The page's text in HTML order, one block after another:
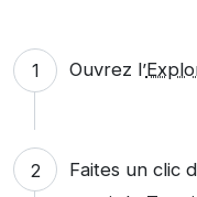
Ouvrez l’
Faites un clic